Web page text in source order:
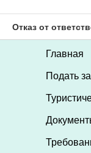
Главная
Подать